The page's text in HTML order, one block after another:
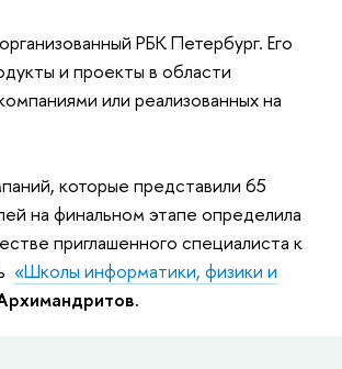
РБК Петербург. Его
и проекты в области
или реализованных на
которые представили 65
на финальном этапе определила
приглашенного специалиста к
«Школы информатики, физики и